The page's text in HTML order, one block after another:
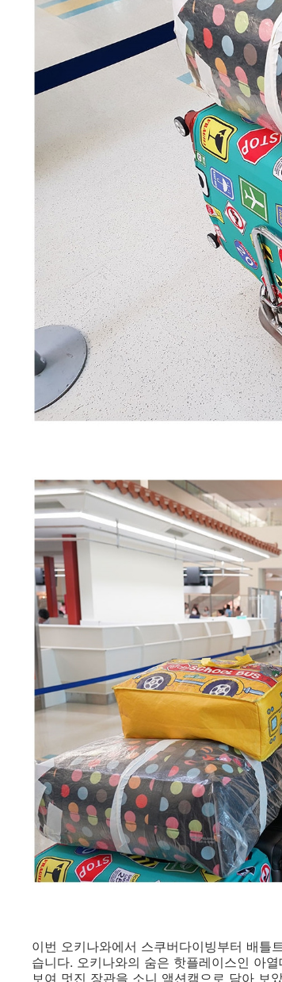
이번 오키나와에서 스쿠버다이빙부터 배틀
습니다. 오키나와의 숨은 핫플레이스인 아
보여 멋진 장관을 소니 액션캠으로 담아 보